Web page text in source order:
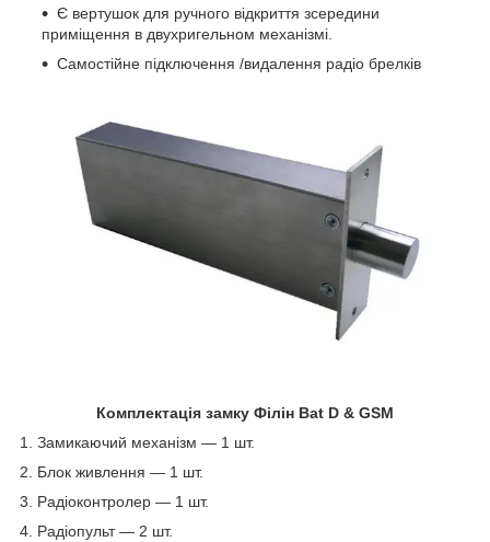
Є вертушок для ручного відкриття зсередини
приміщення в двухригельном механізмі.
Самостійне підключення /видалення радіо брелків
Комплектація замку Філін Bat D & GSM
1. Замикаючий механізм — 1 шт.
2. Блок живлення — 1 шт.
3. Радіоконтролер — 1 шт.
4. Радіопульт — 2 шт.